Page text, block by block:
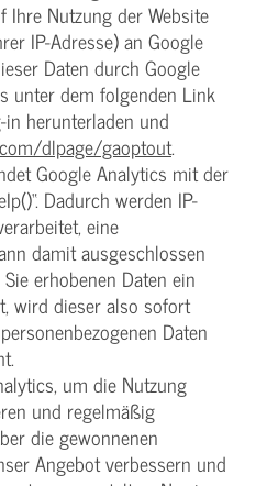
Ihre Nutzung der Website
IP-Adresse) an Google
Daten durch Google
unter dem folgenden Link
herunterladen und
dlpage/gaoptout.
Google Analytics mit der
Dadurch werden IP-
eine
damit ausgeschlossen
erhobenen Daten ein
wird dieser also sofort
Daten
um die Nutzung
und regelmäßig
die gewonnenen
Angebot verbessern und